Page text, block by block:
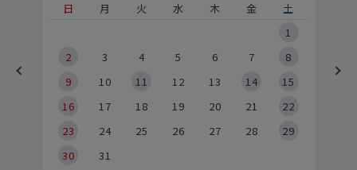
日
月 火 水 木 金
土
1
2
3 4 5 6 7
8
9
10 11 12 13 14
15
16
17 18 19 20 21
22
23
24 25 26 27 28
29
30
31